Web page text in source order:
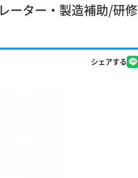
ーター・製造補助/研修
シェアする